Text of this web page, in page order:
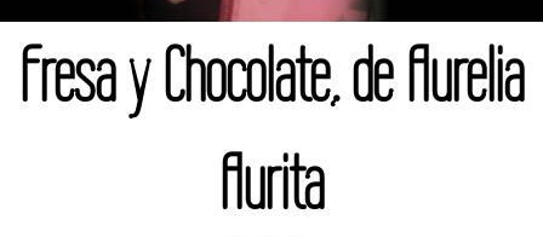
Fresa y Chocolate, de Aurelia
Aurita